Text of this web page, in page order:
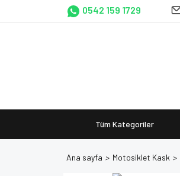
0542 159 1729
Tüm Kategoriler
Ana sayfa Motosiklet Kask